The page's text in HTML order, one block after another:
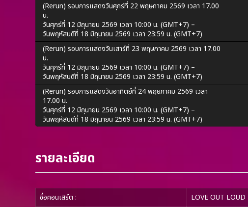
(Rerun) รอบการแสดงวันศุกร์ที่ 22 พฤษภาคม 2569 เวลา 17.00
น.
วันศุกร์ที่ 12 มิถุนายน 2569 เวลา 10:00 น. (GMT+7) –
วันพฤหัสบดีที่ 18 มิถุนายน 2569 เวลา 23:59 น. (GMT+7)
(Rerun) รอบการแสดงวันเสาร์ที่ 23 พฤษภาคม 2569 เวลา 17.00
น.
วันศุกร์ที่ 12 มิถุนายน 2569 เวลา 10:00 น. (GMT+7) –
วันพฤหัสบดีที่ 18 มิถุนายน 2569 เวลา 23:59 น. (GMT+7)
(Rerun) รอบการแสดงวันอาทิตย์ที่ 24 พฤษภาคม 2569 เวลา
17.00 น.
วันศุกร์ที่ 12 มิถุนายน 2569 เวลา 10:00 น. (GMT+7) –
วันพฤหัสบดีที่ 18 มิถุนายน 2569 เวลา 23:59 น. (GMT+7)
รายละเอียด
ชื่อคอนเสิร์ต :
LOVE OUT